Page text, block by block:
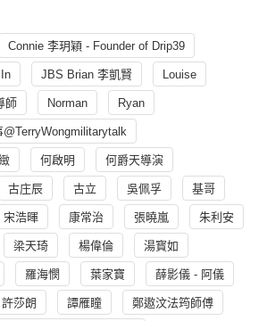
Connie 李玥穎 - Founder of Drip39
In JBS Brian 李凱賢 Louise
師 Norman Ryan
何啟明 何爵天導演
古庄辰 古立 吳佩孚 基哥
宋浩暉 康常治 張曉嵐 朱利安
梁天琦 楊偉倫 湯寳如
羅海憫 葉家寶 薛影儀 - 阿儀
許莎朗 譚雁瞳 鄭遨汶法筠師傅